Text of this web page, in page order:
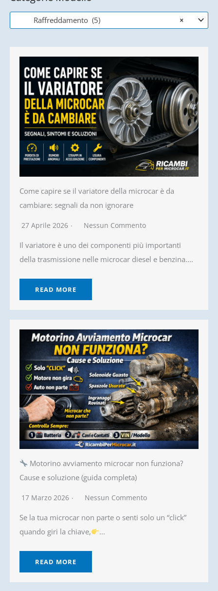
×
Raffreddamento (5)
Come capire se il variatore della microcar è da
cambiare: segnali da non ignorare
27 Aprile 2026 Nessun Commento
Il variatore è uno dei componenti più importanti
della trasmissione nelle microcar diesel e benzina....
READ MORE
Motorino avviamento microcar non funziona?
Cause e soluzione (guida completa)
17 Marzo 2026 Nessun Commento
Se la tua microcar non parte o senti solo un “click”
quando giri la chiave,
...
READ MORE